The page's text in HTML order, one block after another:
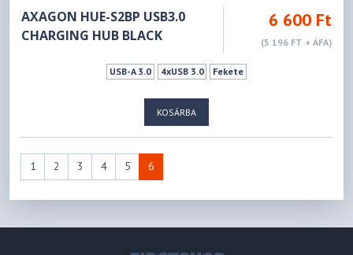
AXAGON HUE-S2BP USB3.0
CHARGING HUB BLACK
6 600 Ft
(5 196 FT + ÁFA)
USB-A 3.0 4xUSB 3.0 Fekete
KOSÁRBA
1 2 3 4 5 6